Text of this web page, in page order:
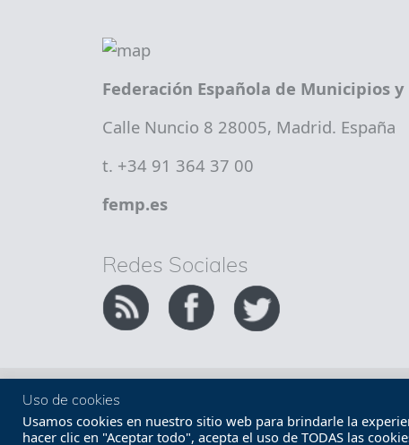
Federación Española de Municipios
Calle Nuncio 8 28005, Madrid. España
t. +34 91 364 37 00
femp.es
Redes Sociales
Uso de cookies
Usamos cookies en nuestro sitio web para brindarle la
hacer clic en "Aceptar todo", acepta el uso de TODAS las